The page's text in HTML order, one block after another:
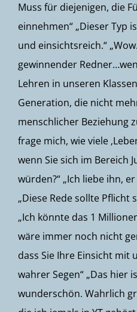
Muss für diejenigen, die
einnehmen“ „Dieser Typ
und einsichtsreich.“
gewinnender
Lehren in unseren
Generation, die nicht
menschlicher Beziehung
frage mich, wie viele
wenn Sie sich im Bereich
würden?“ „Ich liebe ihn,
„Diese Rede sollte Pflicht
„Ich könnte das 1
wäre immer noch nicht
dass Sie Ihre Einsicht mit
wahrer Segen“ „Das hier
wunderschön. Wahrlich